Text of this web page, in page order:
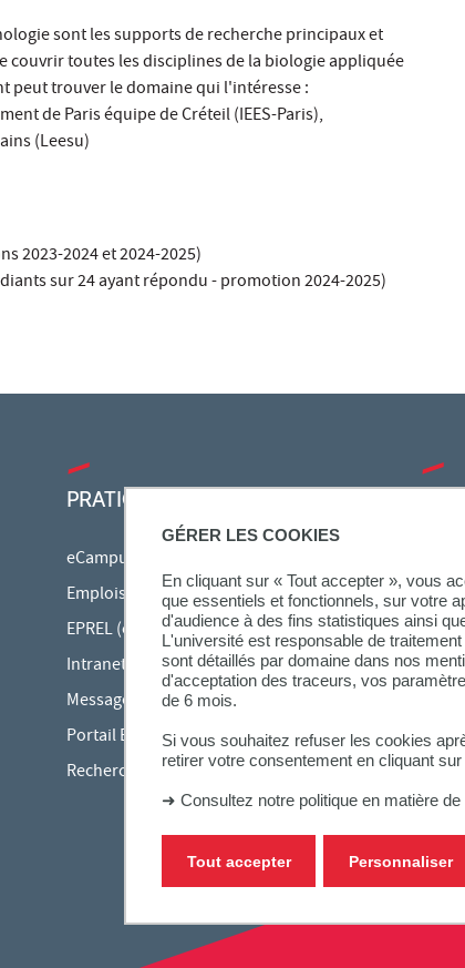
GÉRER LES COOKIES
En cliquant sur « Tout accepter », vous
que essentiels et fonctionnels, sur votre
d'audience à des fins statistiques ainsi
L'université est responsable de
sont détaillés par domaine dans nos
d'acceptation des traceurs, vos
de 6 mois.
Si vous souhaitez refuser les cookies
retirer votre consentement en cliquant
➜ Consultez notre politique en matière
Tout accepter Personnaliser
sont les supports de recherche principaux et
toutes les disciplines de la biologie appliquée
peut trouver le domaine qui l'intéresse :
de Paris équipe de Créteil (IEES-Paris),
(Leesu)
2023-2024 et 2024-2025)
sur 24 ayant répondu - promotion 2024-2025)
PRATIQUE
eCampus
Emplois du temps en ligne
EPREL (cours en ligne)
Intranet des personnels
Messagerie étudiante
Portail Bu Athéna
Rechercher une formation